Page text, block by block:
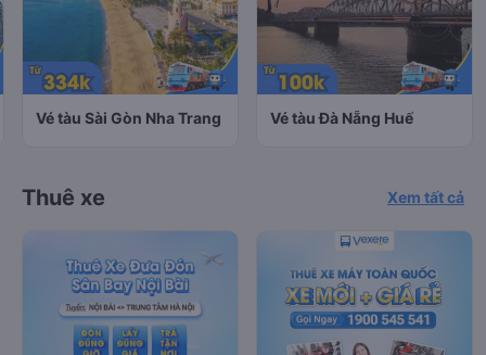
Vé tàu Sài Gòn Nha Trang Vé tàu Đà Nẵng Huế
Thuê xe Xem tất cả